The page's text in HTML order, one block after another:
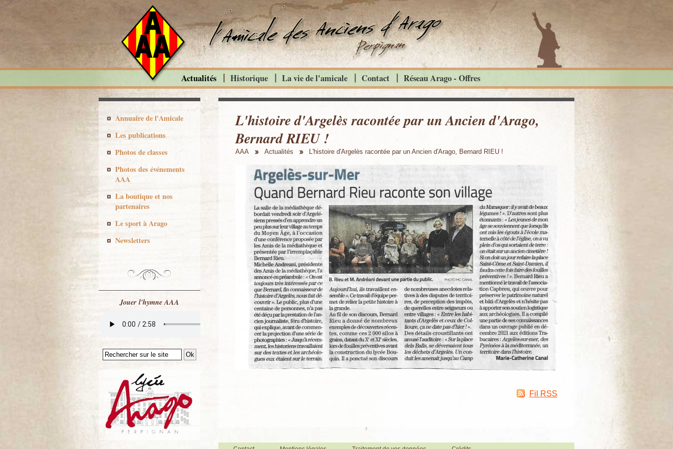
L'histoire d'Argelès racontée par un Ancien d'Arago,
Bernard RIEU !
AAA Actualités L'histoire d'Argelès racontée par un Ancien d'Arago, Bernard RIEU !
Fil RSS
Actualités Historique La vie de l'amicale Contact Réseau Arago - Offres
Annuaire de l'Amicale
Les publications
Photos de classes
Photos des événements
AAA
La boutique et nos
partenaires
Le sport à Arago
Newsletters
Jouer l'hymne AAA